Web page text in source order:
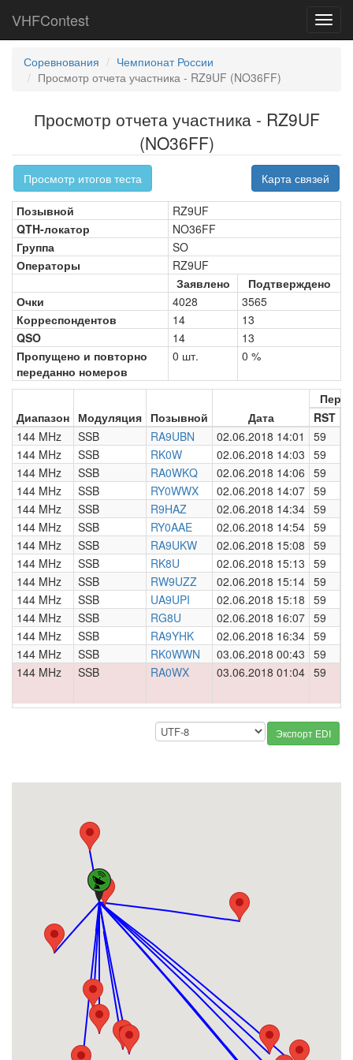
VHFContest
Соревнования
Чемпионат России
Просмотр отчета участника - RZ9UF (NO36FF)
Просмотр отчета участника - RZ9UF
(NO36FF)
Просмотр итогов теста Карта связей
Позывной
RZ9UF
QTH-локатор
NO36FF
Группа
SO
Операторы
RZ9UF
Заявлено
Подтверждено
Очки
4028
3565
Корреспондентов
14
13
QSO
14
13
Пропущено и повторно
переданно номеров
0 шт. 0 %
Диапазон Модуляция Позывной Дата
RST
144 MHz
SSB RA9UBN 02.06.2018 14:01 59
144 MHz
SSB RK0W 02.06.2018 14:03 59
144 MHz
SSB RA0WKQ 02.06.2018 14:06 59
144 MHz
SSB RY0WWX 02.06.2018 14:07 59
144 MHz
SSB R9HAZ 02.06.2018 14:34 59
144 MHz
SSB RY0AAE 02.06.2018 14:54 59
144 MHz
SSB RA9UKW 02.06.2018 15:08 59
144 MHz
SSB RK8U 02.06.2018 15:13 59
144 MHz
SSB RW9UZZ 02.06.2018 15:14 59
144 MHz
SSB UA9UPI 02.06.2018 15:18 59
144 MHz
SSB RG8U 02.06.2018 16:07 59
144 MHz
SSB RA9YHK 02.06.2018 16:34 59
144 MHz
SSB RK0WWN 03.06.2018 00:43 59
144 MHz
SSB RA0WX 03.06.2018 01:04 59
Экспорт EDI